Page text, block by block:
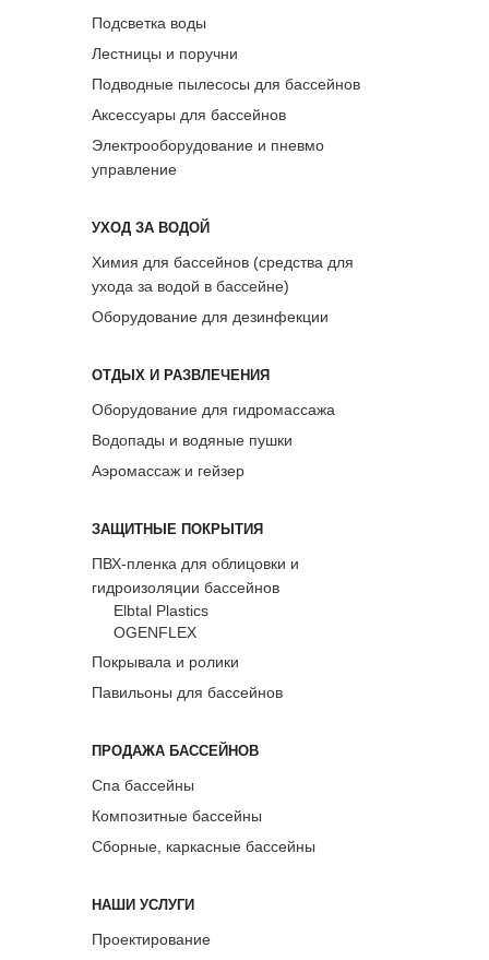
Подсветка воды
Лестницы и поручни
Подводные пылесосы для бассейнов
Аксессуары для бассейнов
Электрооборудование и пневмо
управление
УХОД ЗА ВОДОЙ
Химия для бассейнов (средства для
ухода за водой в бассейне)
Оборудование для дезинфекции
ОТДЫХ И РАЗВЛЕЧЕНИЯ
Оборудование для гидромассажа
Водопады и водяные пушки
Аэромассаж и гейзер
ЗАЩИТНЫЕ ПОКРЫТИЯ
ПВХ-пленка для облицовки и
гидроизоляции бассейнов
Elbtal Plastics
OGENFLEX
Покрывала и ролики
Павильоны для бассейнов
ПРОДАЖА БАССЕЙНОВ
Спа бассейны
Композитные бассейны
Сборные, каркасные бассейны
НАШИ УСЛУГИ
Проектирование